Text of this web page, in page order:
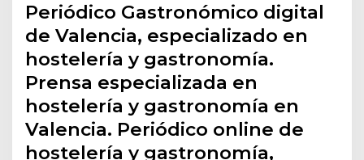
Periódico Gastronómico digital
de Valencia, especializado en
hostelería y gastronomía.
Prensa especializada en
hostelería y gastronomía en
Valencia. Periódico online de
hostelería y gastronomía,